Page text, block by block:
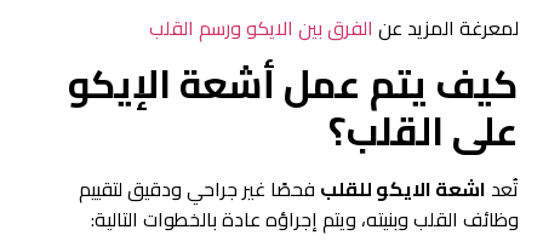
لمعرغة المزيد عن الفرق بين الايكو ورسم القلب
كيف يتم عمل أشعة الإيكو
على القلب؟
تُعد اشعة الايكو للقلب فحصًا غير جراحي ودقيق لتقييم
وظائف القلب وبنيته، ويتم إجراؤه عادة بالخطوات التالية: